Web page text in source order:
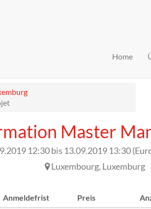
Home
Master
12:30bis 13.09.2019 13:30(
Luxembourg, Luxemburg
Anmeldefrist Preis